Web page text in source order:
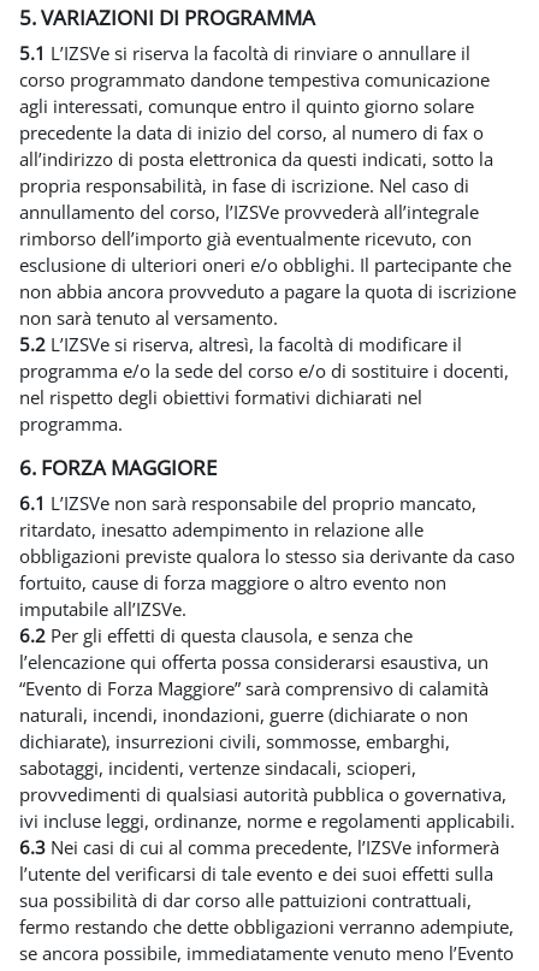
5. VARIAZIONI DI PROGRAMMA
5.1 L’IZSVe si riserva la facoltà di rinviare o annullare il
corso programmato dandone tempestiva comunicazione
agli interessati, comunque entro il quinto giorno solare
precedente la data di inizio del corso, al numero di fax o
all’indirizzo di posta elettronica da questi indicati, sotto la
propria responsabilità, in fase di iscrizione. Nel caso di
annullamento del corso, l’IZSVe provvederà all’integrale
rimborso dell’importo già eventualmente ricevuto, con
esclusione di ulteriori oneri e/o obblighi. Il partecipante che
non abbia ancora provveduto a pagare la quota di iscrizione
non sarà tenuto al versamento.
5.2 L’IZSVe si riserva, altresì, la facoltà di modificare il
programma e/o la sede del corso e/o di sostituire i docenti,
nel rispetto degli obiettivi formativi dichiarati nel
programma.
6. FORZA MAGGIORE
6.1 L’IZSVe non sarà responsabile del proprio mancato,
ritardato, inesatto adempimento in relazione alle
obbligazioni previste qualora lo stesso sia derivante da caso
fortuito, cause di forza maggiore o altro evento non
imputabile all’IZSVe.
6.2 Per gli effetti di questa clausola, e senza che
l’elencazione qui offerta possa considerarsi esaustiva, un
“Evento di Forza Maggiore” sarà comprensivo di calamità
naturali, incendi, inondazioni, guerre (dichiarate o non
dichiarate), insurrezioni civili, sommosse, embarghi,
sabotaggi, incidenti, vertenze sindacali, scioperi,
provvedimenti di qualsiasi autorità pubblica o governativa,
ivi incluse leggi, ordinanze, norme e regolamenti applicabili.
6.3 Nei casi di cui al comma precedente, l’IZSVe informerà
l’utente del verificarsi di tale evento e dei suoi effetti sulla
sua possibilità di dar corso alle pattuizioni contrattuali,
fermo restando che dette obbligazioni verranno adempiute,
se ancora possibile, immediatamente venuto meno l’Evento